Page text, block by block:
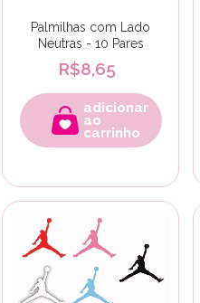
Palmilhas com Lado
Neutras - 10 Pares
R$8,65
adicionar
ao
carrinho